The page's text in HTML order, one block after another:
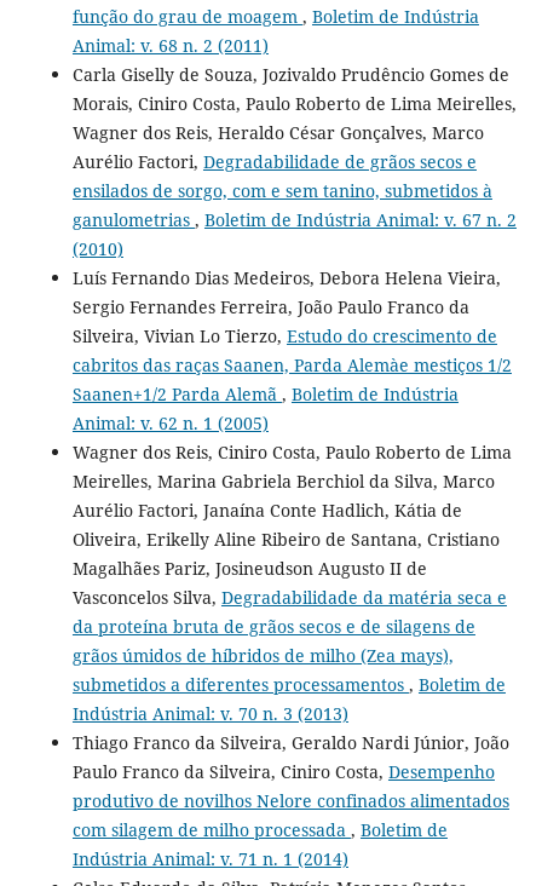
função do grau de moagem , Boletim de Indústria
Animal: v. 68 n. 2 (2011)
Carla Giselly de Souza, Jozivaldo Prudêncio Gomes de
Morais, Ciniro Costa, Paulo Roberto de Lima Meirelles,
Wagner dos Reis, Heraldo César Gonçalves, Marco
Aurélio Factori, Degradabilidade de grãos secos e
ensilados de sorgo, com e sem tanino, submetidos à
ganulometrias , Boletim de Indústria Animal: v. 67 n. 2
(2010)
Luís Fernando Dias Medeiros, Debora Helena Vieira,
Sergio Fernandes Ferreira, João Paulo Franco da
Silveira, Vivian Lo Tierzo, Estudo do crescimento de
cabritos das raças Saanen, Parda Alemàe mestiços 1/2
Saanen+1/2 Parda Alemã , Boletim de Indústria
Animal: v. 62 n. 1 (2005)
Wagner dos Reis, Ciniro Costa, Paulo Roberto de Lima
Meirelles, Marina Gabriela Berchiol da Silva, Marco
Aurélio Factori, Janaína Conte Hadlich, Kátia de
Oliveira, Erikelly Aline Ribeiro de Santana, Cristiano
Magalhães Pariz, Josineudson Augusto II de
Vasconcelos Silva, Degradabilidade da matéria seca e
da proteína bruta de grãos secos e de silagens de
grãos úmidos de híbridos de milho (Zea mays),
submetidos a diferentes processamentos , Boletim de
Indústria Animal: v. 70 n. 3 (2013)
Thiago Franco da Silveira, Geraldo Nardi Júnior, João
Paulo Franco da Silveira, Ciniro Costa, Desempenho
produtivo de novilhos Nelore confinados alimentados
com silagem de milho processada , Boletim de
Indústria Animal: v. 71 n. 1 (2014)